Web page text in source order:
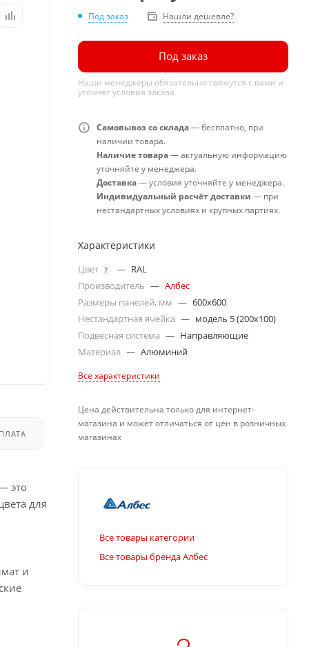
это
для
и
Под заказ Нашли дешевле?
Под заказ
Наши менеджеры обязательно свяжутся с вами и
уточнят условия заказа
Самовывоз со склада— бесплатно, при
наличии товара.
Наличие товара— актуальную информацию
уточняйте у менеджера.
Доставка— условия уточняйте у менеджера.
Индивидуальный расчёт доставки — при
нестандартных условиях и крупных партиях.
Характеристики
Цвет ? — RAL
Производитель — Албес
Размеры панелей, мм — 600x600
Нестандартная ячейка — модель 5 (200х100)
Подвесная система — Направляющие
Материал — Алюминий
Все характеристики
Цена действительна только для интернет-
магазина и может отличаться от цен в розничных
магазинах
Все товары категории
Все товары бренда Албес